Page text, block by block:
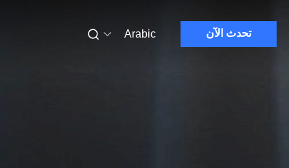
تحدث الآن Arabic